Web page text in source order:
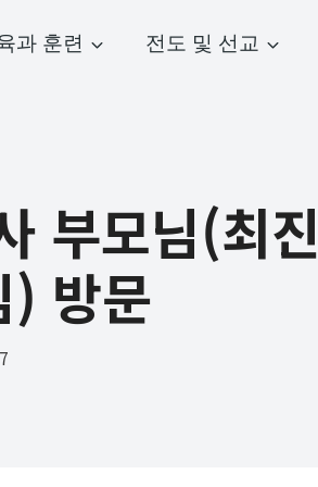
과 훈련 전도 및 선교
부모님(최진
방문